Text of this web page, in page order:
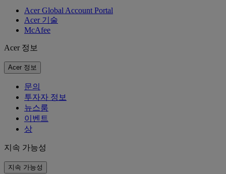
Acer Global Account Portal
Acer 기술
McAfee
Acer 정보
Acer 정보
문의
투자자 정보
뉴스룸
이벤트
상
지속 가능성
지속 가능성